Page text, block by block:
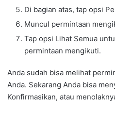
Di bagian atas, tap opsi
Muncul permintaan
Tap opsi Lihat Semua
permintaan mengikuti.
Anda sudah bisa melihat
Anda. Sekarang Anda bisa
Konfirmasikan, atau